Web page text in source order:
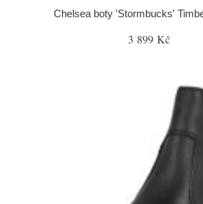
Chelsea boty 'Stormbucks'
3 899 Kč